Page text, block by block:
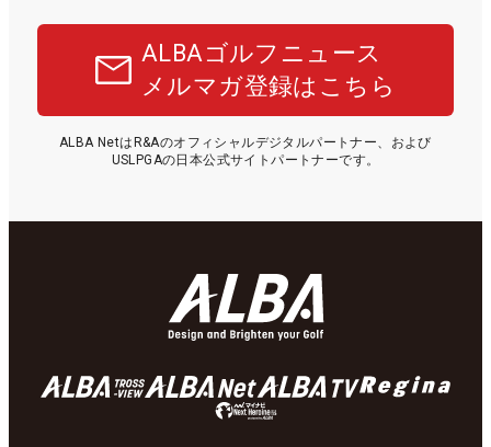
ALBAゴルフニュース
メルマガ登録はこちら
ALBA NetはR&Aのオフィシャルデジタルパートナー、および
USLPGAの日本公式サイトパートナーです。